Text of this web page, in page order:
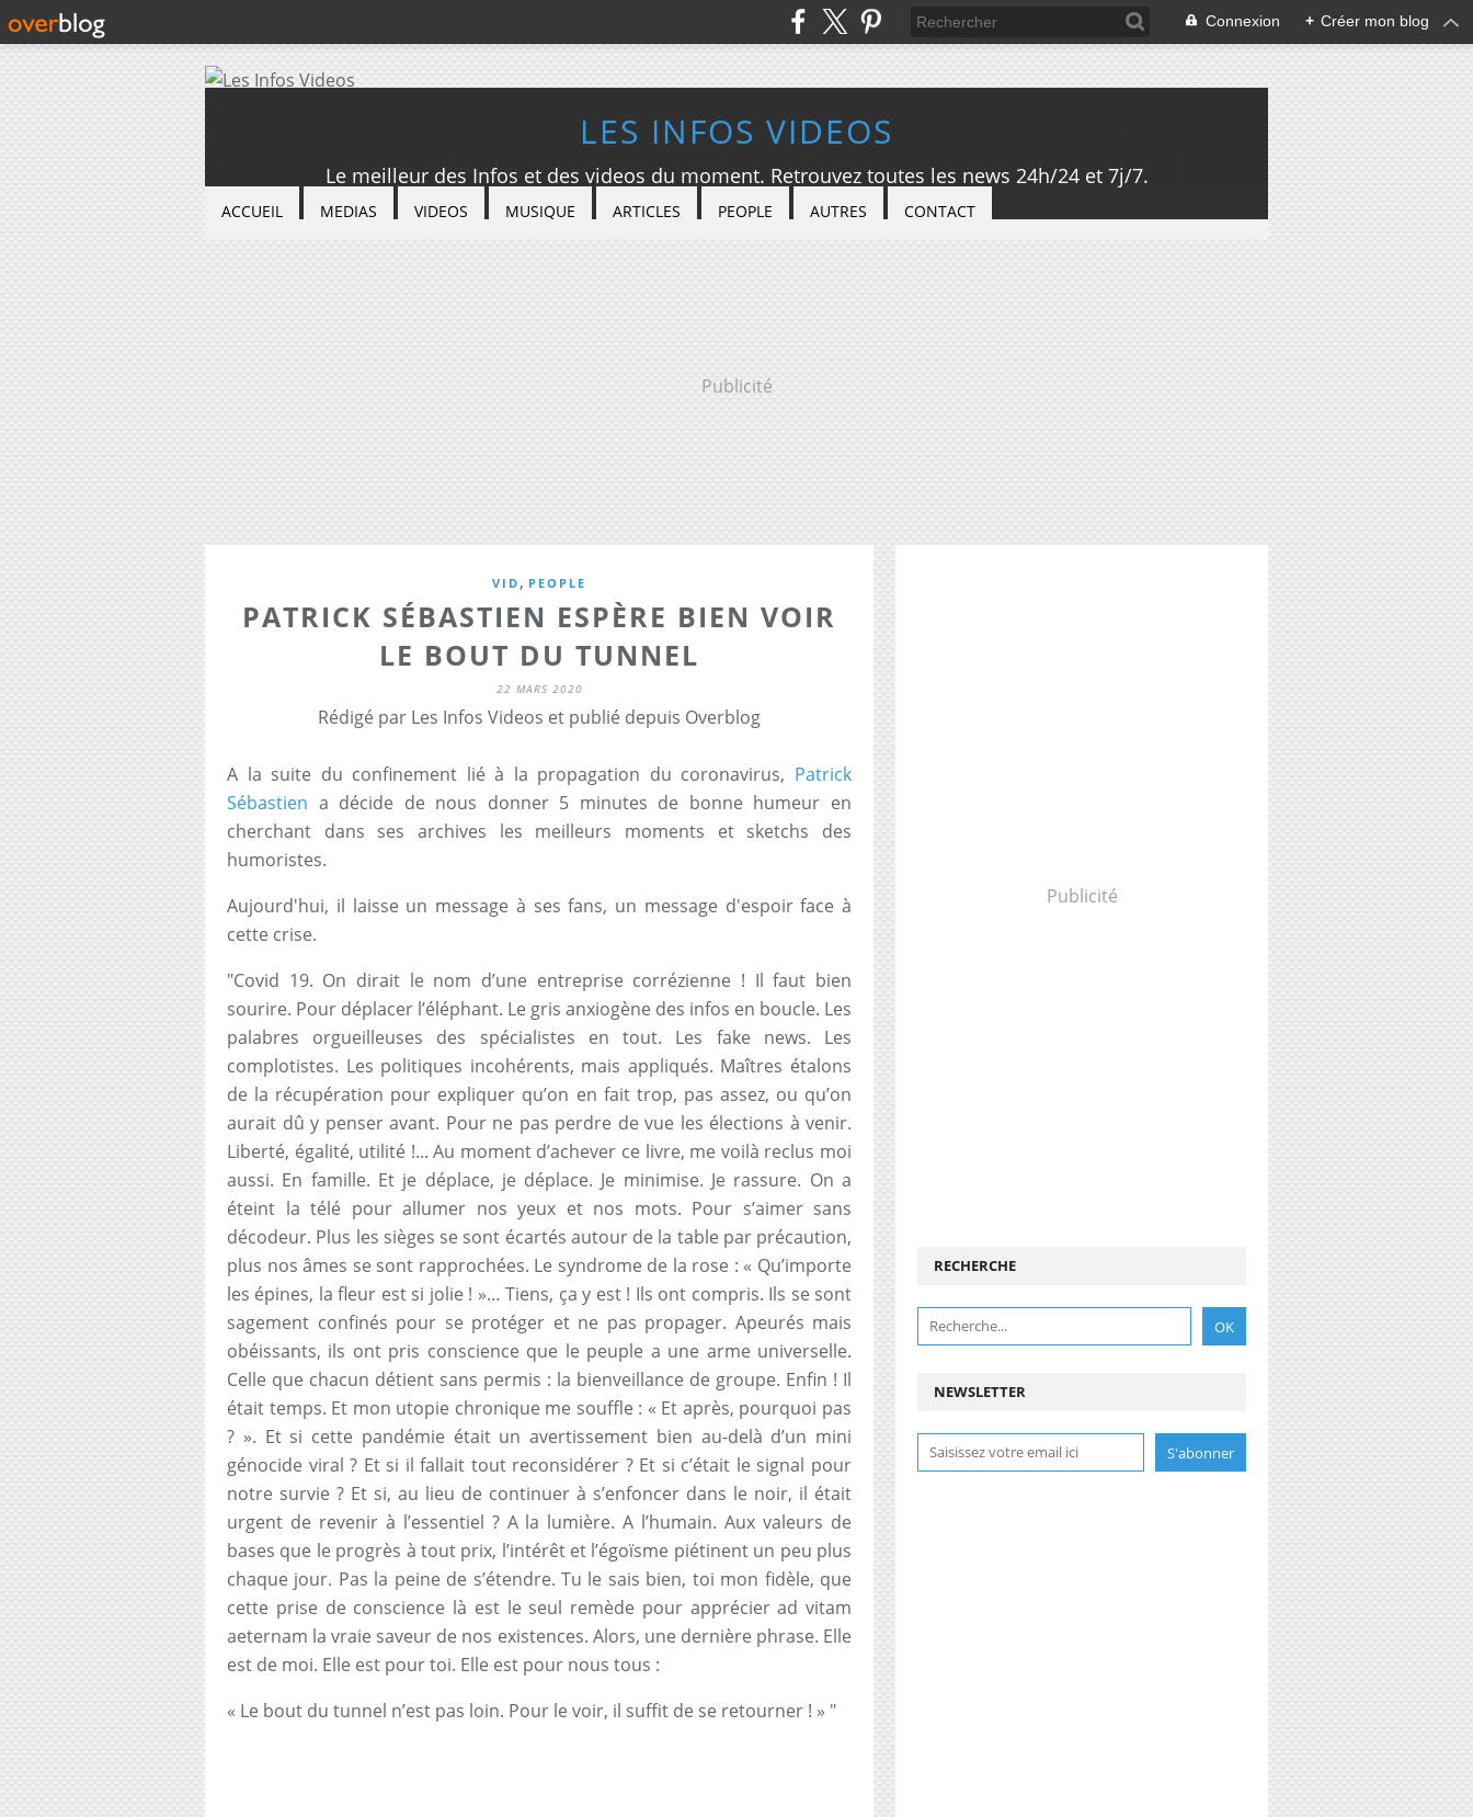
Connexion + Créer mon blog
LES INFOS VIDEOS
Le meilleur des Infos et des videos du moment. Retrouvez toutes les news 24h/24 et 7j/7.
ACCUEIL MEDIAS VIDEOS MUSIQUE ARTICLES PEOPLE AUTRES CONTACT
Publicité
VID , PEOPLE
PATRICK SÉBASTIEN ESPÈRE BIEN VOIR
LE BOUT DU TUNNEL
22 MARS 2020
Rédigé par Les Infos Videos et publié depuis Overblog
A la suite du confinement lié à la propagation du coronavirus, Patrick
Sébastien a décide de nous donner 5 minutes de bonne humeur en
cherchant dans ses archives les meilleurs moments et sketchs des
humoristes.
Aujourd'hui, il laisse un message à ses fans, un message d'espoir face à
cette crise.
"Covid 19. On dirait le nom d’une entreprise corrézienne ! Il faut bien
sourire. Pour déplacer l’éléphant. Le gris anxiogène des infos en boucle. Les
palabres orgueilleuses des spécialistes en tout. Les fake news. Les
complotistes. Les politiques incohérents, mais appliqués. Maîtres étalons
de la récupération pour expliquer qu’on en fait trop, pas assez, ou qu’on
aurait dû y penser avant. Pour ne pas perdre de vue les élections à venir.
Liberté, égalité, utilité !... Au moment d’achever ce livre, me voilà reclus moi
aussi. En famille. Et je déplace, je déplace. Je minimise. Je rassure. On a
éteint la télé pour allumer nos yeux et nos mots. Pour s’aimer sans
décodeur. Plus les sièges se sont écartés autour de la table par précaution,
plus nos âmes se sont rapprochées. Le syndrome de la rose : « Qu’importe
les épines, la fleur est si jolie ! »… Tiens, ça y est ! Ils ont compris. Ils se sont
sagement confinés pour se protéger et ne pas propager. Apeurés mais
obéissants, ils ont pris conscience que le peuple a une arme universelle.
Celle que chacun détient sans permis : la bienveillance de groupe. Enfin ! Il
était temps. Et mon utopie chronique me souffle : « Et après, pourquoi pas
? ». Et si cette pandémie était un avertissement bien au-delà d’un mini
génocide viral ? Et si il fallait tout reconsidérer ? Et si c’était le signal pour
notre survie ? Et si, au lieu de continuer à s’enfoncer dans le noir, il était
urgent de revenir à l’essentiel ? A la lumière. A l’humain. Aux valeurs de
bases que le progrès à tout prix, l’intérêt et l’égoïsme piétinent un peu plus
chaque jour. Pas la peine de s’étendre. Tu le sais bien, toi mon fidèle, que
cette prise de conscience là est le seul remède pour apprécier ad vitam
aeternam la vraie saveur de nos existences. Alors, une dernière phrase. Elle
est de moi. Elle est pour toi. Elle est pour nous tous :
« Le bout du tunnel n’est pas loin. Pour le voir, il suffit de se retourner ! » "
Publicité
NEWSLETTER
RECHERCHE